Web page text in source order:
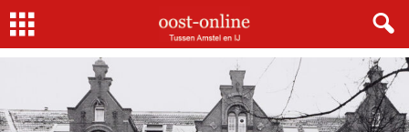
Home Suriname Museum opent eind november op de Zeeburgerdijk